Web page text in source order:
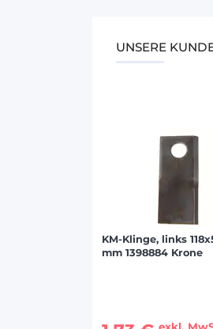
UNSERE
KM-Klinge, links
mm 1398884 Krone